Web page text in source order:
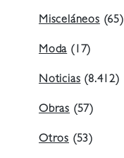
Misceláneos(65)
Moda(17)
Noticias(8.412)
Obras (57)
Otros (53)